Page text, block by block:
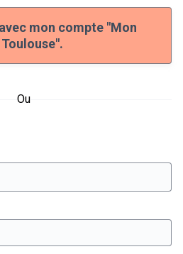
mon compte "Mon
Toulouse".
Ou
obligatoire